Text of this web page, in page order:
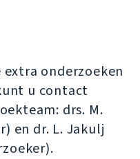
onderzoeken
u contact
drs. M.
en dr. L. Jakulj